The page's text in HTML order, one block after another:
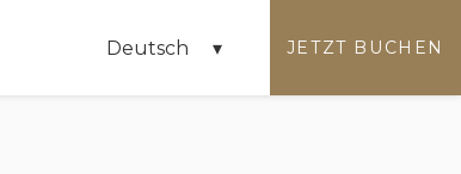
Deutsch JETZT BUCHEN